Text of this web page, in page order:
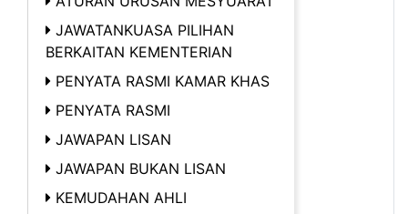
JAWATANKUASA PILIHAN
BERKAITAN KEMENTERIAN
PENYATA RASMI KAMAR KHAS
PENYATA RASMI
JAWAPAN LISAN
JAWAPAN BUKAN LISAN
KEMUDAHAN AHLI